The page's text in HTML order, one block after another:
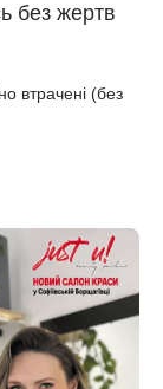
без жертв
втрачені (без